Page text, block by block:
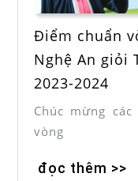
Điểm chuẩn
Nghệ An giỏi
2023-2024
Chúc mừng
vòng
đọc thêm >>